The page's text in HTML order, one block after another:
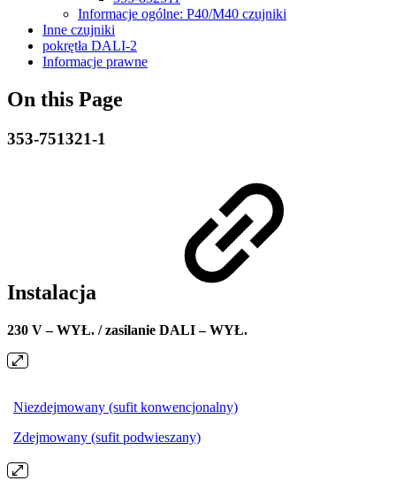
Informacje ogólne: P40/M40 czujniki
Inne czujniki
pokrętła DALI-2
Informacje prawne
On this Page
353-751321-1
Instalacja
230 V – WYŁ. / zasilanie DALI – WYŁ.
Niezdejmowany (sufit konwencjonalny)
Zdejmowany (sufit podwieszany)